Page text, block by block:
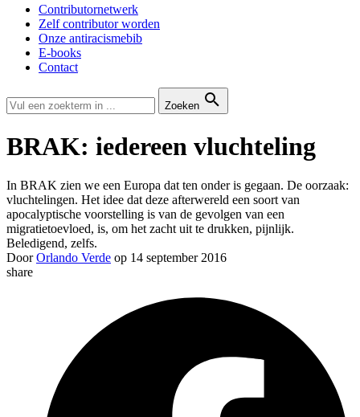
Contributornetwerk
Zelf contributor worden
Onze antiracismebib
E-books
Contact
Zoeken
BRAK: iedereen vluchteling
In BRAK zien we een Europa dat ten onder is gegaan. De oorzaak:
vluchtelingen. Het idee dat deze afterwereld een soort van
apocalyptische voorstelling is van de gevolgen van een
migratietoevloed, is, om het zacht uit te drukken, pijnlijk.
Beledigend, zelfs.
DoorOrlando Verde op 14 september 2016
share